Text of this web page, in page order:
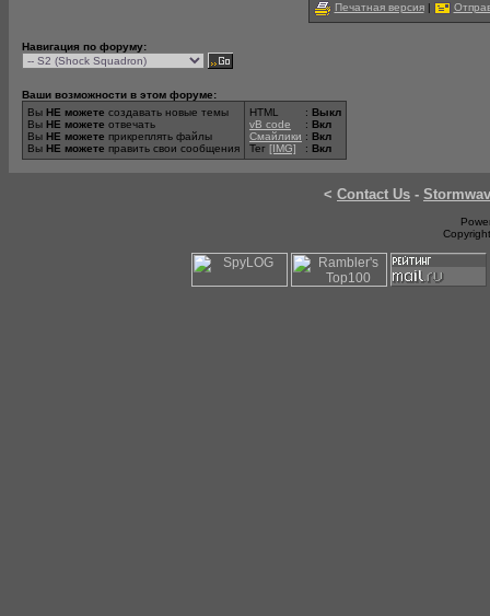
Печатная версия|
Навигация по форуму:
Ваши возможности в этом форуме:
Вы НЕ можете создавать новые темы
Вы НЕ можете отвечать
Вы НЕ можете прикреплять файлы
Вы НЕ можете править свои сообщения
HTML
vB code
Смайлики
Тег [IMG]
: Выкл
: Вкл
: Вкл
: Вкл
< Contact Us -